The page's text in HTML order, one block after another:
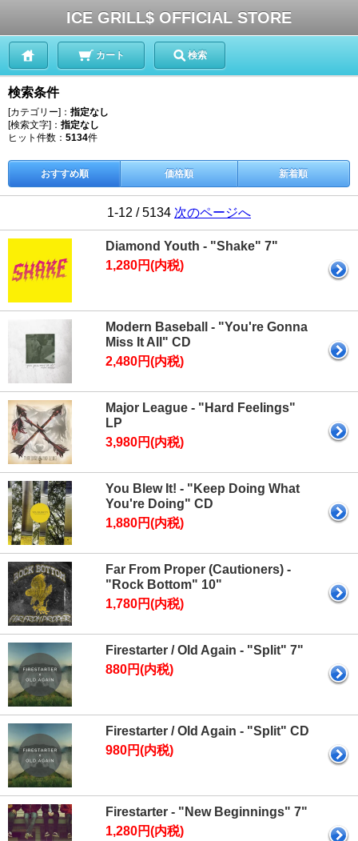
ICE GRILL$ OFFICIAL STORE
カート 検索
検索条件
[カテゴリー]： 指定なし
[検索文字]： 指定なし
ヒット件数： 5134件
おすすめ順 価格順 新着順
1-12 / 5134 次のページへ
Diamond Youth - "Shake" 7"
1,280円(内税)
Modern Baseball - "You're Gonna
Miss It All" CD
2,480円(内税)
Major League - "Hard Feelings"
LP
3,980円(内税)
You Blew It! - "Keep Doing What
You're Doing" CD
1,880円(内税)
Far From Proper (Cautioners) -
"Rock Bottom" 10"
1,780円(内税)
Firestarter / Old Again - "Split" 7"
880円(内税)
Firestarter / Old Again - "Split" CD
980円(内税)
Firestarter - "New Beginnings" 7"
1,280円(内税)